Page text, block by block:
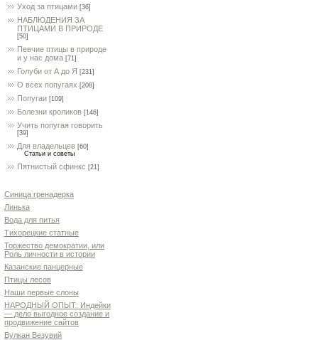
Уход за птицами [36]
НАБЛЮДЕНИЯ ЗА
ПТИЦАМИ В ПРИРОДЕ
[50]
Певчие птицы в природе
и у нас дома [71]
Голуби от А до Я [231]
О всех попугаях [208]
Попугаи [109]
Болезни кроликов [146]
Учить попугая говорить
[39]
Для владельцев [60]
Статьи и советы
Пятнистый сфинкс [21]
Синица гренадерка
Линька
Вода для питья
Тихорецкие статные
Торжество демократии, или
Роль личности в истории
Казанские панцерные
Птицы лесов
Наши первые слоны
НАРОДНЫЙ ОПЫТ: Индейки
— дело выгодное создание и
продвижение сайтов
Вулкан Везувий